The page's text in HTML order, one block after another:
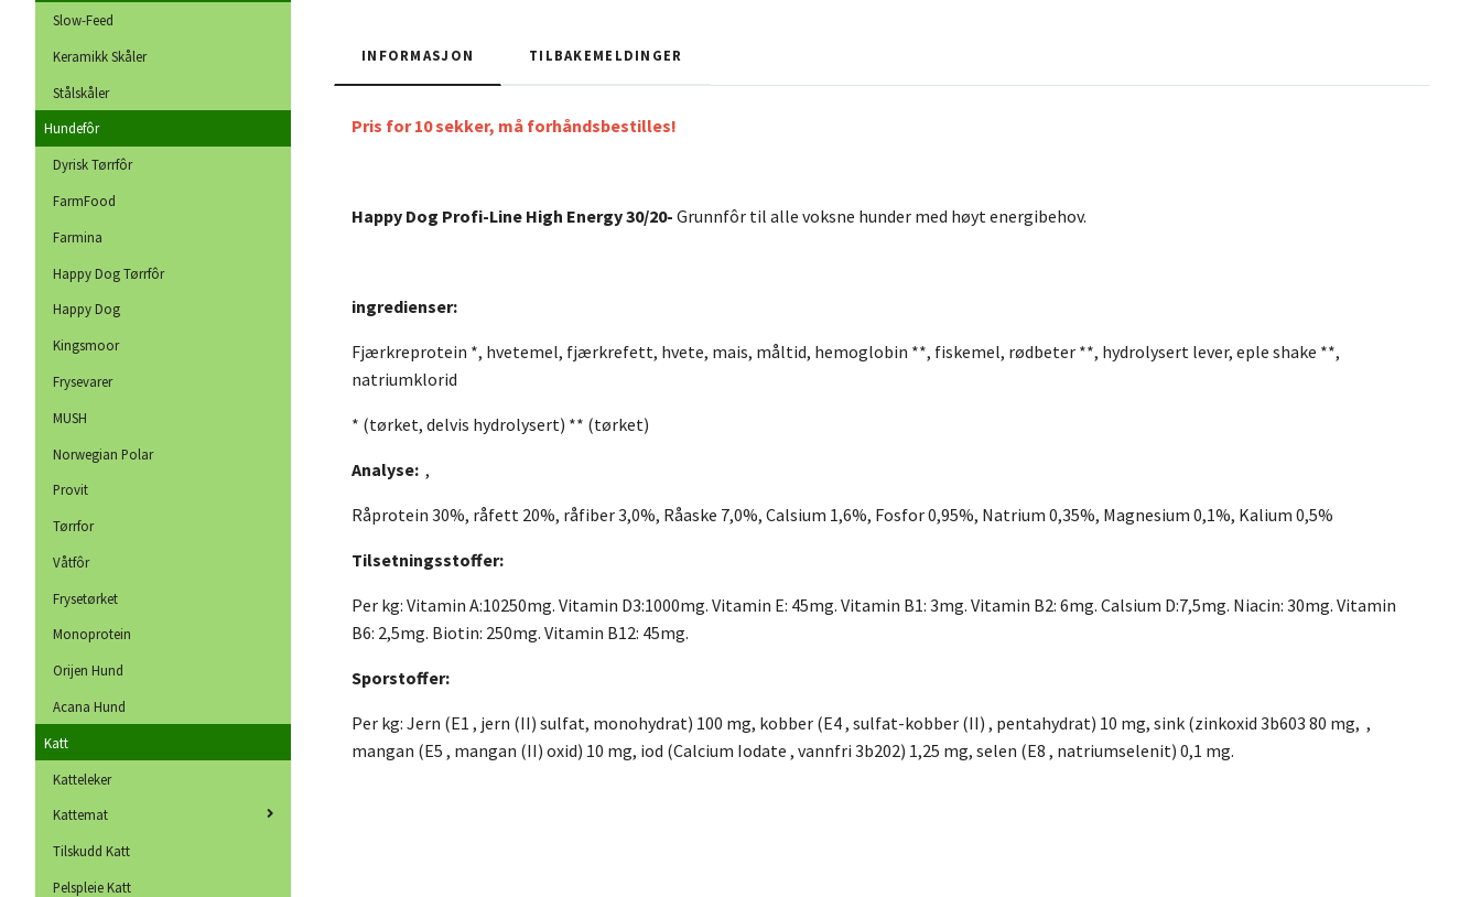
Slow-Feed
Keramikk Skåler
Stålskåler
Hundefôr
Dyrisk Tørrfôr
FarmFood
Farmina
Happy Dog Tørrfôr
Happy Dog
Kingsmoor
Frysevarer
MUSH
Norwegian Polar
Provit
Tørrfor
Våtfôr
Frysetørket
Monoprotein
Orijen Hund
Acana Hund
Katt
Katteleker
Kattemat
Tilskudd Katt
Pelspleie Katt
INFORMASJON TILBAKEMELDINGER
Pris for 10 sekker, må forhåndsbestilles!
Happy Dog Profi-Line High Energy 30/20- Grunnfôr til alle voksne hunder med høyt energibehov.
ingredienser:
Fjærkreprotein *, hvetemel, fjærkrefett, hvete, mais, måltid, hemoglobin **, fiskemel, rødbeter **, hydrolysert lever, eple shake **,
natriumklorid
* (tørket, delvis hydrolysert) ** (tørket)
Analyse: ,
Råprotein 30%, råfett 20%, råfiber 3,0%, Råaske 7,0%, Calsium 1,6%, Fosfor 0,95%, Natrium 0,35%, Magnesium 0,1%, Kalium 0,5%
Tilsetningsstoffer:
Per kg: Vitamin A:10250mg. Vitamin D3:1000mg. Vitamin E: 45mg. Vitamin B1: 3mg. Vitamin B2: 6mg. Calsium D:7,5mg. Niacin: 30mg. Vitamin
B6: 2,5mg. Biotin: 250mg. Vitamin B12: 45mg.
Sporstoffer:
Per kg: Jern (E1 , jern (II) sulfat, monohydrat) 100 mg, kobber (E4 , sulfat-kobber (II) , pentahydrat) 10 mg, sink (zinkoxid 3b603 80 mg, ,
mangan (E5 , mangan (II) oxid) 10 mg, iod (Calcium Iodate , vannfri 3b202) 1,25 mg, selen (E8 , natriumselenit) 0,1 mg.